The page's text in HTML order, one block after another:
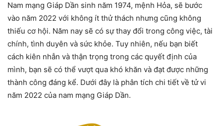
Nam mạng Giáp Dần sinh năm 1974, mệnh Hỏa, sẽ bước
vào năm 2022 với không ít thử thách nhưng cũng không
thiếu cơ hội. Năm nay sẽ có sự thay đổi trong công việc, tài
chính, tình duyên và sức khỏe. Tuy nhiên, nếu bạn biết
cách kiên nhẫn và thận trọng trong các quyết định của
mình, bạn sẽ có thể vượt qua khó khăn và đạt được những
thành công đáng kể. Dưới đây là phân tích chi tiết về tử vi
năm 2022 của nam mạng Giáp Dần.